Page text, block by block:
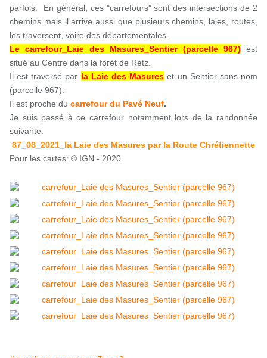
parfois. En général, ces "carrefours" sont des intersections de 2
chemins mais il arrive aussi que plusieurs chemins, laies, routes,
les traversent, voire des départementales.
Le carrefour_Laie des Masures_Sentier (parcelle 967) est
situé au Centre dans la forêt de Retz.
Il est traversé par la Laie des Masures et un Sentier sans nom
(parcelle 967)
Il est proche du carrefour du Pavé Neuf.
Je suis passé à ce carrefour notamment lors de la randonnée
suivante:
87_08_2021_la Laie des Masures par la Route Chrétiennette
Pour les cartes: © IGN - 2020